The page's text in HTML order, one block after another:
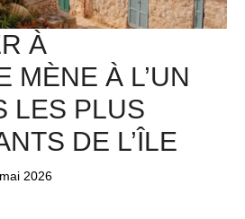
À
MÈNE À L’UN
LES PLUS
DE L’ÎLE
2026